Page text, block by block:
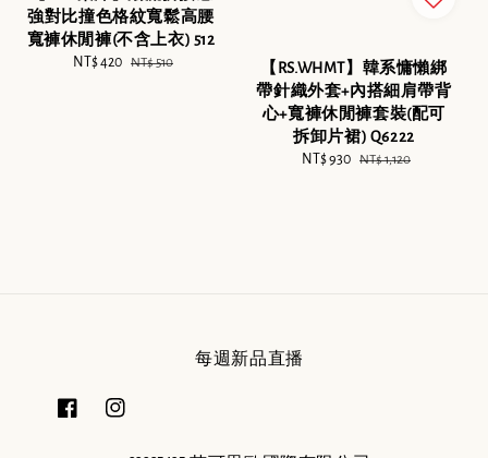
強對比撞色格紋寬鬆高腰
寬褲休閒褲(不含上衣) 512
Sale
NT$ 420 Regular
NT$ 510
【RS.WHMT】韓系慵懶綁
帶針織外套+內搭細肩帶背
心+寬褲休閒褲套裝(配可
拆卸片裙) Q6222
Sale
NT$ 930 Regular
NT$ 1,120
每週新品直播